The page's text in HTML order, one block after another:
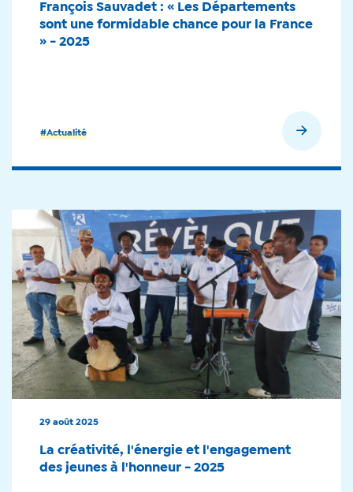
#Actualité
François Sauvadet : « Les Départements
sont une formidable chance pour la France
» - 2025
29 août 2025
La créativité, l'énergie et l'engagement
des jeunes à l'honneur - 2025